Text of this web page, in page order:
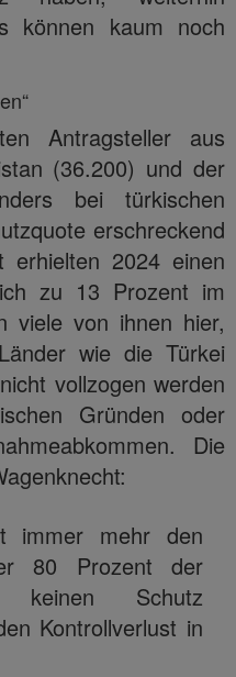
können kaum noch
Antragsteller aus
(36.200) und der
bei türkischen
erschreckend
erhielten 2024 einen
zu 13 Prozent im
viele von ihnen hier,
wie die Türkei
vollzogen werden
Gründen oder
Die
immer mehr den
80 Prozent der
keinen Schutz
Kontrollverlust in